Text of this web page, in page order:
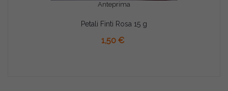
Anteprima
Petali Finti Rosa 15 g
1,50 €